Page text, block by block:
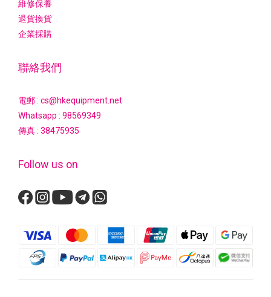
維修保養
退貨換貨
企業採購
聯絡我們
電郵 : cs@hkequipment.net
Whatsapp : 98569349
傳真 : 38475935
Follow us on